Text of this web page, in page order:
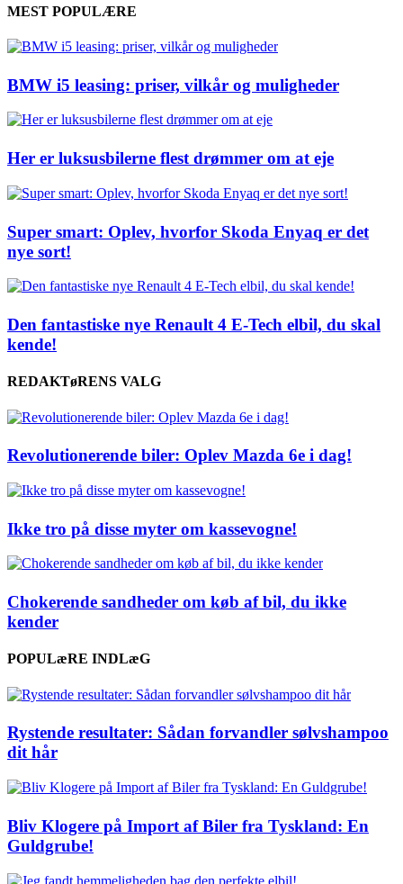
MEST POPULÆRE
BMW i5 leasing: priser, vilkår og muligheder
Her er luksusbilerne flest drømmer om at eje
Super smart: Oplev, hvorfor Skoda Enyaq er det
nye sort!
Den fantastiske nye Renault 4 E-Tech elbil, du skal
kende!
REDAKTøRENS VALG
Revolutionerende biler: Oplev Mazda 6e i dag!
Ikke tro på disse myter om kassevogne!
Chokerende sandheder om køb af bil, du ikke
kender
POPULæRE INDLæG
Rystende resultater: Sådan forvandler sølvshampoo
dit hår
Bliv Klogere på Import af Biler fra Tyskland: En
Guldgrube!